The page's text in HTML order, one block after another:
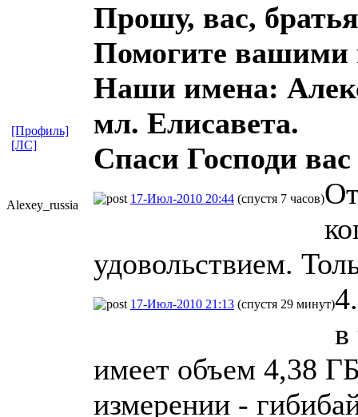
Прошу, вас,
Помогите вашими
Наши имена:
мл. Елисавета.
Спаси Господи вас
[Профиль]
[ЛС]
Alexey_russi​a 17-Июл-2010 20:44 (спустя 7 часов)
удовольствием.
17-Июл-2010 21:13 (спустя 29 минут)
в
имеет объем 4,38
измерении -